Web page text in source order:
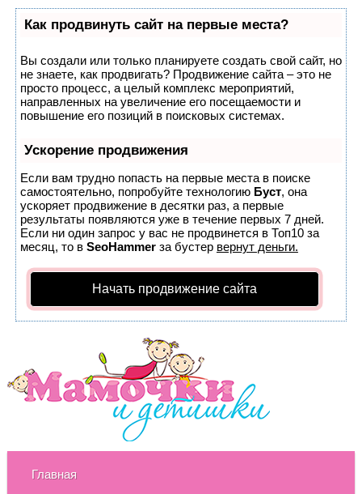
Как продвинуть сайт на первые места?
Вы создали или только планируете создать свой сайт, но
не знаете, как продвигать? Продвижение сайта – это не
просто процесс, а целый комплекс мероприятий,
направленных на увеличение его посещаемости и
повышение его позиций в поисковых системах.
Ускорение продвижения
Если вам трудно попасть на первые места в поиске
самостоятельно, попробуйте технологию Буст, она
ускоряет продвижение в десятки раз, а первые
результаты появляются уже в течение первых 7 дней.
Если ни один запрос у вас не продвинется в Топ10 за
месяц, то в SeoHammerза бустер вернут деньги.
Начать продвижение сайта
Главная